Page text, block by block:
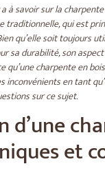
à savoir sur la
traditionnelle, qui est
qu’elle soit toujours
sa durabilité, son
qu’une charpente en
inconvénients en tant
sur ce sujet.
d’une
et